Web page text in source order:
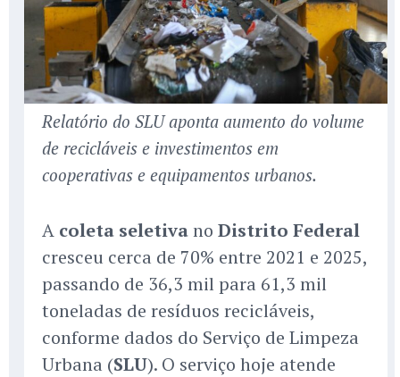
Relatório do SLU aponta aumento do volume
de recicláveis e investimentos em
cooperativas e equipamentos urbanos.
A coleta seletivano Distrito Federal
cresceu cerca de 70% entre 2021 e 2025,
passando de 36,3 mil para 61,3 mil
toneladas de resíduos recicláveis,
conforme dados do Serviço de Limpeza
Urbana (SLU). O serviço hoje atende